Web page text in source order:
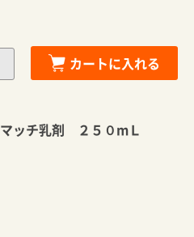
カートに入れる
マッチ乳剤 ２５０mＬ